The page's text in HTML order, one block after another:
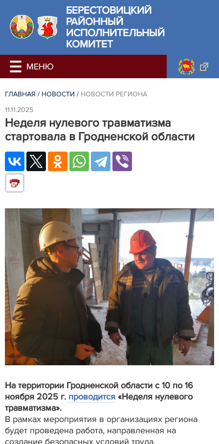
БЕРЕСТОВИЦКИЙ
РАЙОННЫЙ
ИСПОЛНИТЕЛЬНЫЙ
КОМИТЕТ
ГЛАВНАЯ / НОВОСТИ / НОВОСТИ РЕГИОНА
11.11.2025
Неделя нулевого травматизма
стартовала в Гродненской области
На территории Гродненской области с 10 по 16
ноября 2025 г. проводится «Неделя нулевого
травматизма».
В рамках мероприятия в организациях региона
будет проведена работа, направленная на
создание безопасных условий труда,